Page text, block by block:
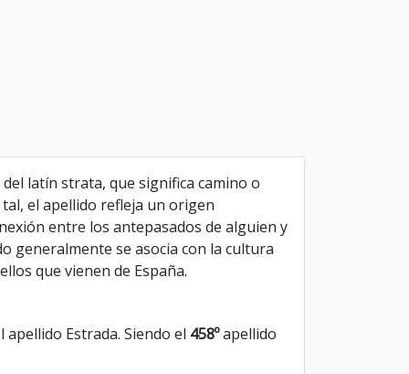
latín strata, que significa camino o
el apellido refleja un origen
entre los antepasados de alguien y
generalmente se asocia con la cultura
que vienen de España.
Estrada. Siendo el 458ºapellido